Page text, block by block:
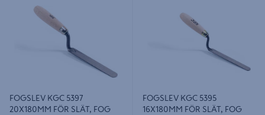
FÖR SLÄT, FOG KONISK OLACKAT
HANDTAG
FOGSLEV KGC 5397
20X180MM FÖR SLÄT, FOG
FOGSLEV KGC 5395
16X180MM FÖR SLÄT, FOG